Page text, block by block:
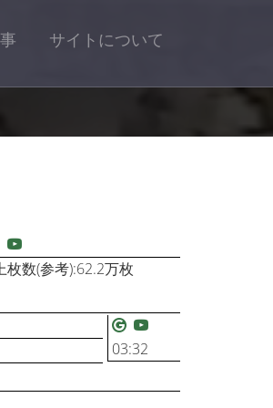
サイトについて
枚数(参考):62.2万枚
03:32